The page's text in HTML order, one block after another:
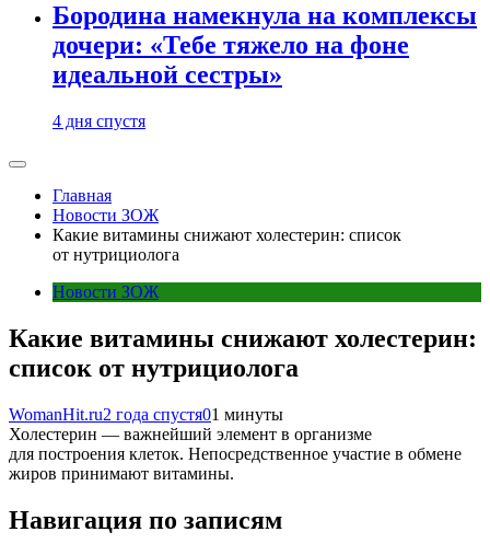
Бородина намекнула на комплексы
дочери: «Тебе тяжело на фоне
идеальной сестры»
4 дня спустя
Главная
Новости ЗОЖ
Какие витамины снижают холестерин: список
от нутрициолога
Новости ЗОЖ
Какие витамины снижают холестерин:
список от нутрициолога
WomanHit.ru2 года спустя01 минуты
Холестерин — важнейший элемент в организме
для построения клеток. Непосредственное участие в обмене
жиров принимают витамины.
Навигация по записям